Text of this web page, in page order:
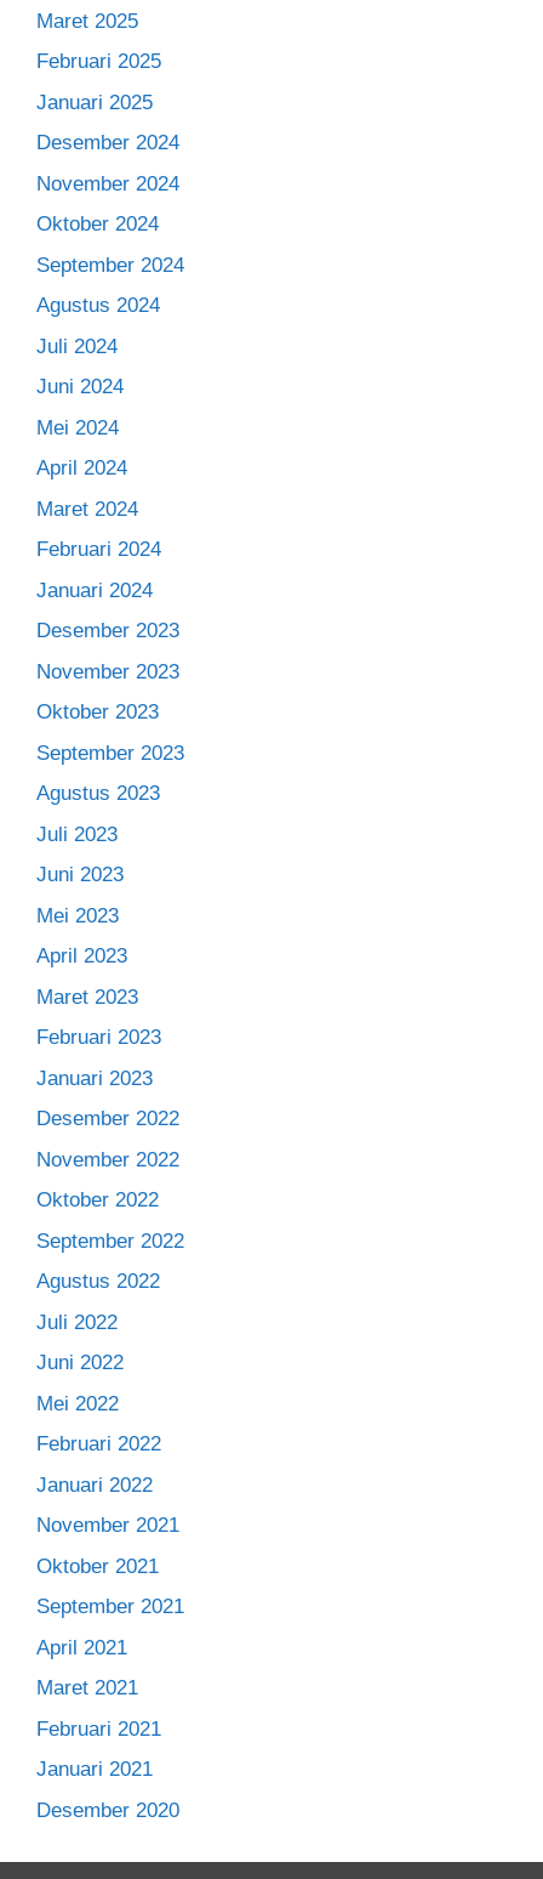
Maret 2025
Februari 2025
Januari 2025
Desember 2024
November 2024
Oktober 2024
September 2024
Agustus 2024
Juli 2024
Juni 2024
Mei 2024
April 2024
Maret 2024
Februari 2024
Januari 2024
Desember 2023
November 2023
Oktober 2023
September 2023
Agustus 2023
Juli 2023
Juni 2023
Mei 2023
April 2023
Maret 2023
Februari 2023
Januari 2023
Desember 2022
November 2022
Oktober 2022
September 2022
Agustus 2022
Juli 2022
Juni 2022
Mei 2022
Februari 2022
Januari 2022
November 2021
Oktober 2021
September 2021
April 2021
Maret 2021
Februari 2021
Januari 2021
Desember 2020